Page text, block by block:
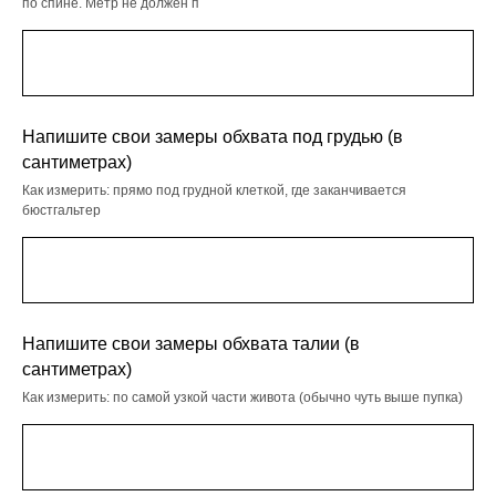
Напишите свои замеры обхвата под грудью (в
сантиметрах)
Как измерить: прямо под грудной клеткой, где заканчивается
бюстгальтер
Напишите свои замеры обхвата талии (в
сантиметрах)
Как измерить: по самой узкой части живота (обычно чуть выше пупка)